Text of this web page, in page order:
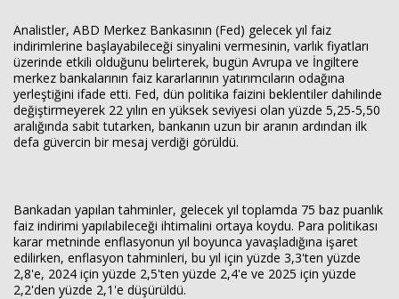
Analistler, ABD Merkez Bankasının (Fed) gelecek yıl faiz
indirimlerine başlayabileceği sinyalini vermesinin, varlık fiyatları
üzerinde etkili olduğunu belirterek, bugün Avrupa ve İngiltere
merkez bankalarının faiz kararlarının yatırımcıların odağına
yerleştiğini ifade etti. Fed, dün politika faizini beklentiler dahilinde
değiştirmeyerek 22 yılın en yüksek seviyesi olan yüzde 5,25-5,50
aralığında sabit tutarken, bankanın uzun bir aranın ardından ilk
defa güvercin bir mesaj verdiği görüldü.
Bankadan yapılan tahminler, gelecek yıl toplamda 75 baz puanlık
faiz indirimi yapılabileceği ihtimalini ortaya koydu. Para politikası
karar metninde enflasyonun yıl boyunca yavaşladığına işaret
edilirken, enflasyon tahminleri, bu yıl için yüzde 3,3'ten yüzde
2,8'e, 2024 için yüzde 2,5'ten yüzde 2,4'e ve 2025 için yüzde
2,2'den yüzde 2,1'e düşürüldü.